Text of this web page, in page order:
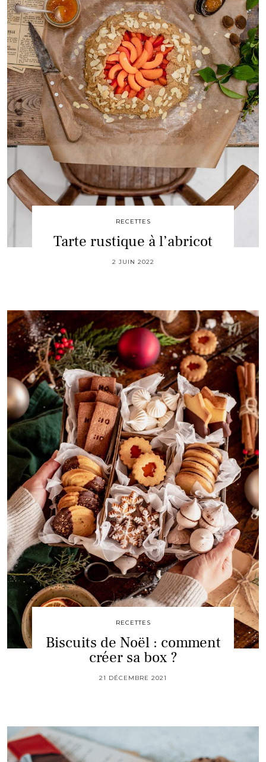
RECETTES
Tarte rustique à l’abricot
2 JUIN 2022
RECETTES
Biscuits de Noël : comment
créer sa box ?
21 DÉCEMBRE 2021